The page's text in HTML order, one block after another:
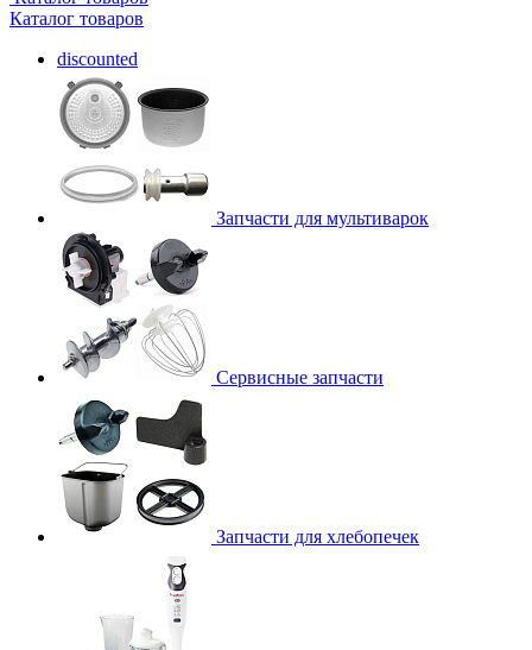
Каталог товаров
discounted
Запчасти для мультиварок
Сервисные запчасти
Запчасти для хлебопечек